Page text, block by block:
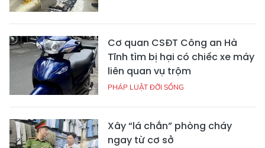
Cơ quan CSĐT Công an Hà
Tĩnh tìm bị hại có chiếc xe máy
liên quan vụ trộm
PHÁP LUẬT ĐỜI SỐNG
Xây “lá chắn” phòng cháy
ngay từ cơ sở